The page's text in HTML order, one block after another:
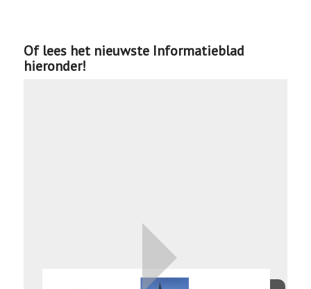
Of lees het nieuwste Informatieblad
hieronder!